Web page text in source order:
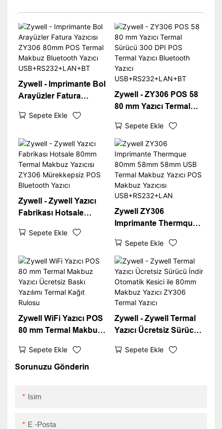
Zywell - Imprimante Bol
Arayüzler Fatura
POS Termal Makbuz
USB+RS232+LAN+BT
Sepete Ekle
Zywell - ZY306 POS 58
80 mm Yazıcı Termal
Termal Yazıcı Bluetooth
Yazıcı
USB+RS232+LAN+BT
Sepete Ekle
Zywell - Zywell Yazıcı
Fabrikası Hotsale
Yazıcısı ZY306
Bluetooth Yazıcı
Sepete Ekle
Zywell ZY306
Imprimante Thermque
USB Termal Makbuz
Yazıcı POS Makbuz
Yazıcısı
USB+RS232+LAN
Sepete Ekle
Zywell WiFi Yazıcı POS
80 mm Termal Makbuz
Yazılımı Termal Kağıt
Rulosu
Sepete Ekle
Zywell - Zywell Termal
Yazıcı Ücretsiz Sürücü
80mm Makbuz Yazıcı
Sepete Ekle
Sorunuzu Gönderin
Isim
E -posta